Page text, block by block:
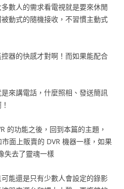
數人的需求看電視就是要來休閒
動式的隨機接收，不習慣主動式
器的快感才對啊！而如果能配合
來講電話，什麼照相、發送簡訊
的功能之後，回到本篇的主題，
面上販賣的 DVR 機器一樣，如果
失去了靈魂一樣
能還是只有少數人會設定的錄影